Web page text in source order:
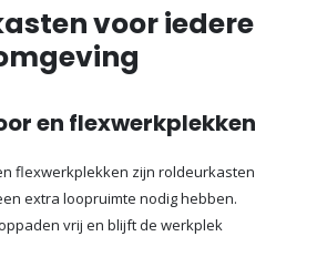
voor iedere
en flexwerkplekken
flexwerkplekken zijn roldeurkasten
extra loopruimte nodig hebben.
vrij en blijft de werkplek